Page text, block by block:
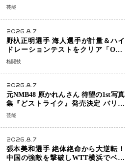
ん』11月7日公開 未来の自分との対話
芸能
2026.8.7
野杁正明選手 海人選手が計量＆ハイ
ドレーションテストをクリア「ONE
SAMURAI 2」決戦へ万全の準備整う
格闘技
2026.8.7
元NMB48 原かれんさん 待望の1st写真
集『どストライク』発売決定 バリで
魅せる25歳の新境地
芸能
2026.8.7
張本美和選手 絶体絶命から大逆転！
中国の強敵を撃破しWTT横浜でベス